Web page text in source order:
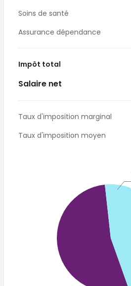
Soins de santé
Assurance dépendance
Impôt total
Salaire net
Taux d'imposition marginal
Taux d'imposition moyen